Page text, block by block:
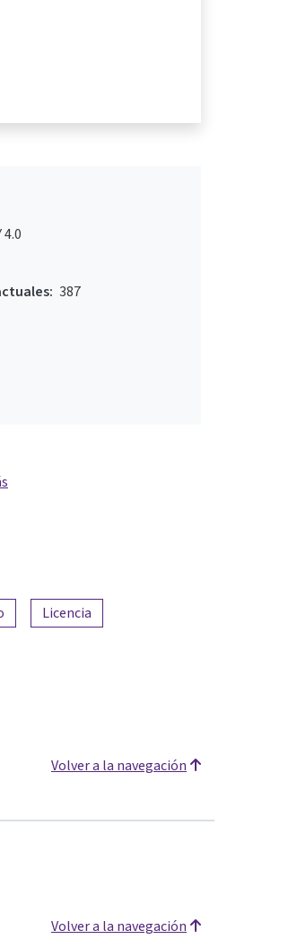
387
4.0
Licencia
Volver a la navegación
Volver a la navegación